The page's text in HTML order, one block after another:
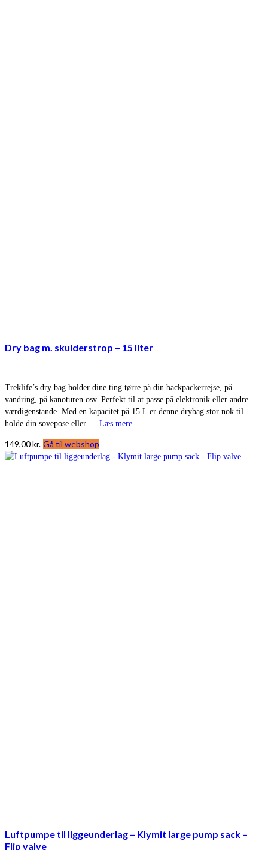
Dry bag m. skulderstrop – 15 liter
Treklife’s dry bag holder dine ting tørre på din backpackerrejse, på
vandring, på kanoturen osv. Perfekt til at passe på elektronik eller andre
værdigenstande. Med en kapacitet på 15 L er denne drybag stor nok til
holde din sovepose eller … Læs mere
149,00kr. Gå til webshop
Luftpumpe til liggeunderlag – Klymit large pump sack –
Flip valve